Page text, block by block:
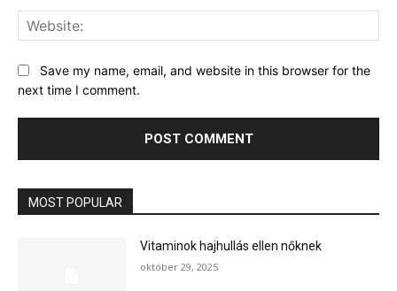
Save my name, email, and website in this browser for the
next time I comment.
MOST POPULAR
Vitaminok hajhullás ellen nőknek
október 29, 2025